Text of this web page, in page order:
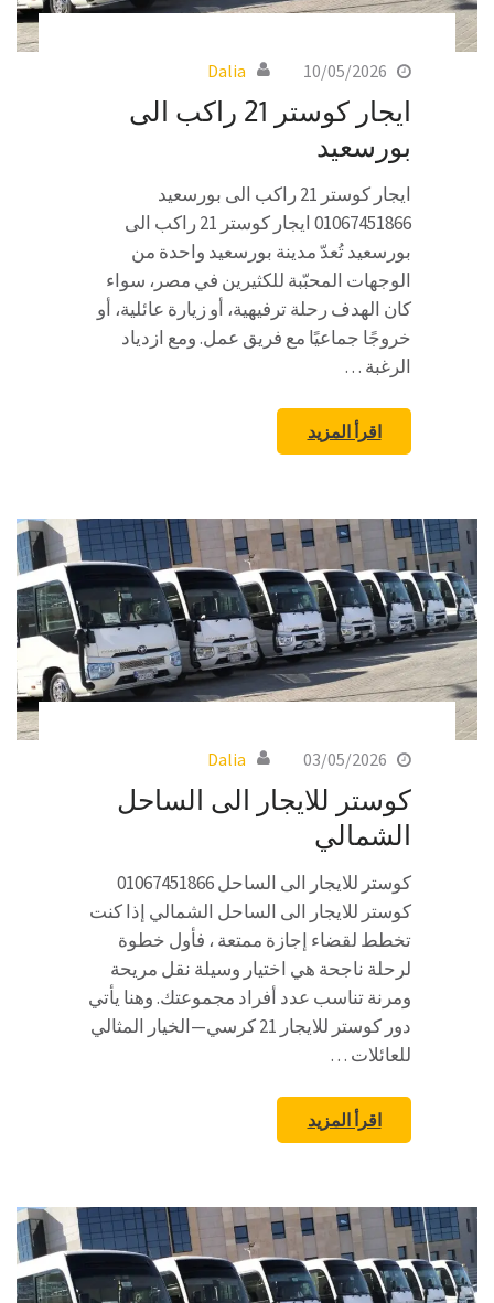
10/05/2026
Dalia
ايجار كوستر 21 راكب الى
بورسعيد
ايجار كوستر 21 راكب الى بورسعيد
01067451866 ايجار كوستر 21 راكب الى
بورسعيد تُعدّ مدينة بورسعيد واحدة من
الوجهات المحبّبة للكثيرين في مصر، سواء
كان الهدف رحلة ترفيهية، أو زيارة عائلية، أو
خروجًا جماعيًا مع فريق عمل. ومع ازدياد
الرغبة …
اقرأ المزيد
03/05/2026
Dalia
كوستر للايجار الى الساحل
الشمالي
كوستر للايجار الى الساحل 01067451866
كوستر للايجار الى الساحل الشمالي إذا كنت
تخطط لقضاء إجازة ممتعة ، فأول خطوة
لرحلة ناجحة هي اختيار وسيلة نقل مريحة
ومرنة تناسب عدد أفراد مجموعتك. وهنا يأتي
دور كوستر للايجار 21 كرسي—الخيار المثالي
للعائلات …
اقرأ المزيد